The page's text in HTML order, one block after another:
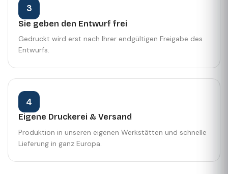
3
Sie geben den Entwurf frei
Gedruckt wird erst nach Ihrer endgültigen Freigabe des
Entwurfs.
4
Eigene Druckerei & Versand
Produktion in unseren eigenen Werkstätten und schnelle
Lieferung in ganz Europa.